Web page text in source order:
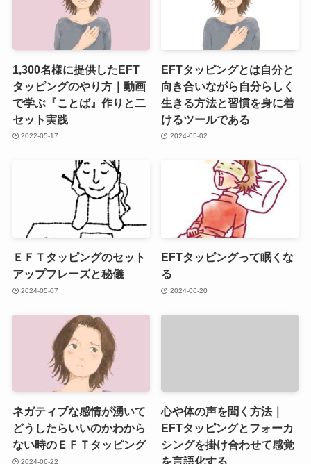
1,300名様に提供したEFT
タッピングのやり方｜動画
で学ぶ『ことば』作りと二
セット実践
2022-05-17
EFTタッピングとは自分と
向き合いながら自分らしく
生きる方法と習慣を身に着
けるツールである
2024-05-02
ＥＦＴタッピングのセット
アップフレーズと秘儀
2024-05-07
EFTタッピングって眠くな
る
2024-06-20
ネガティブな感情が湧いて
どうしたらいいのかわから
ない時のＥＦＴタッピング
2024-06-22
心や体の声を聞く方法｜
EFTタッピングとフォーカ
シングを掛け合わせて感覚
を言語化する